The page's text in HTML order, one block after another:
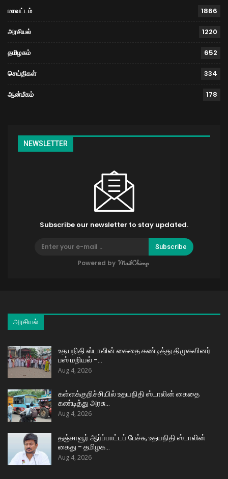
மாவட்டம் 1866
அரசியல் 1220
தமிழகம் 652
செய்திகள் 334
ஆன்மீகம் 178
NEWSLETTER
Subscribe our newsletter to stay updated.
Subscribe
Powered by
அரசியல்
உதயநிதி ஸ்டாலின் கைதை கண்டித்து திமுகவினர்
பஸ் மறியல் –…
Aug 4, 2026
கள்ளக்குறிச்சியில் உதயநிதி ஸ்டாலின் கைதை
கண்டித்து அரசு…
Aug 4, 2026
தஞ்சாவூர் ஆர்ப்பாட்டப் பேச்சு, உதயநிதி ஸ்டாலின்
கைது – தமிழக…
Aug 4, 2026